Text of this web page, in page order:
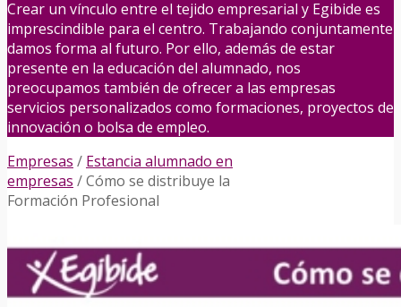
Crear un vínculo entre el tejido empresarial y Egibide es
imprescindible para el centro. Trabajando conjuntamente
damos forma al futuro. Por ello, además de estar
presente en la educación del alumnado, nos
preocupamos también de ofrecer a las empresas
servicios personalizados como formaciones, proyectos de
innovación o bolsa de empleo.
Empresas / Estancia alumnado en
empresas /Cómo se distribuye la
Formación Profesional